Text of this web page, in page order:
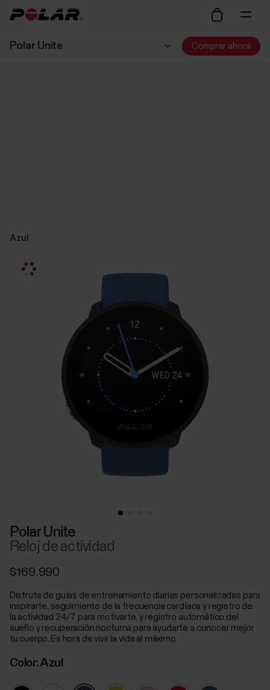
Polar Unite Comprar ahora
Azul
Polar Unite
Reloj de actividad
$169.990
Disfruta de guías de entrenamiento diarias personalizadas para
inspirarte, seguimiento de la frecuencia cardíaca y registro de
la actividad 24/7 para motivarte, y registro automático del
sueño y recuperación nocturna para ayudarte a conocer mejor
tu cuerpo. Es hora de vivir la vida al máximo
Color:Azul